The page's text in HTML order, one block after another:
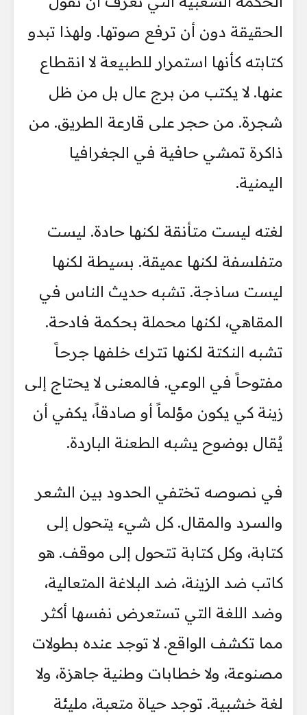
الحقيقة دون أن ترفع صوتها. ولهذا تبدو
كتابته كأنها استمرار للطبيعة لا انقطاع
عنها. لا يكتب من برج عال بل من ظل
شجرة. من حجر على قارعة الطريق. من
ذاكرة تمشي حافية في الجغرافيا
اليمنية.
لغته ليست متأنقة لكنها حادة. ليست
متفلسفة لكنها عميقة. بسيطة لكنها
ليست ساذجة. تشبه حديث الناس في
المقاهي، لكنها محملة بحكمة فادحة.
تشبه النكتة لكنها تترك خلفها جرحاً
مفتوحاً في الوعي. فالمعنى لا يحتاج إلى
زينة كي يكون مؤلماً أو صادقاً، يكفي أن
يُقال بوضوح يشبه الطعنة الباردة.
في نصوصه تختفي الحدود بين الشعر
والسرد والمقال. كل شيء يتحول إلى
كتابة، وكل كتابة تتحول إلى موقف. هو
كاتب ضد الزينة، ضد البلاغة المتعالية،
وضد اللغة التي تستعرض نفسها أكثر
مما تكشف الواقع. لا توجد عنده بطولات
مصنوعة، ولا خطابات وطنية جاهزة، ولا
لغة خشبية. توجد حياة متعبة، مليئة